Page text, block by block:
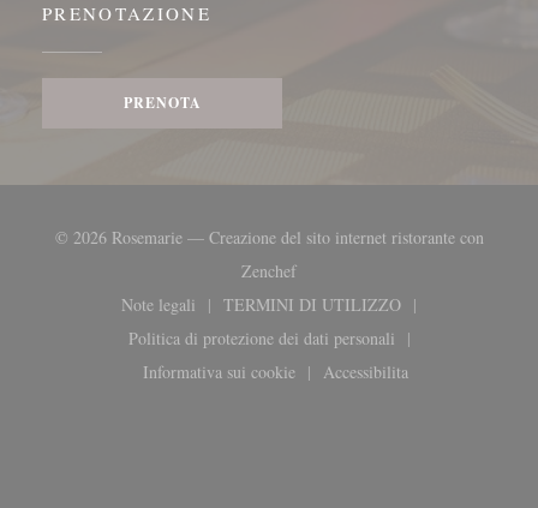
PRENOTAZIONE
PRENOTA
© 2026 Rosemarie — Creazione del sito internet ristorante con
Zenchef((apre una nuova finestra))
Note legali
((apre una nuova finestra))
TERMINI DI UTILIZZO
((apre una nuova finestra))
Politica di protezione dei dati personali
((apre una nuova finestra))
Informativa sui cookie
((apre una nuova finestra))
Accessibilita
((apre una nuova